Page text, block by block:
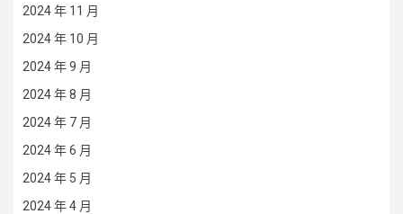
2024 年 11 月
2024 年 10 月
2024 年 9 月
2024 年 8 月
2024 年 7 月
2024 年 6 月
2024 年 5 月
2024 年 4 月